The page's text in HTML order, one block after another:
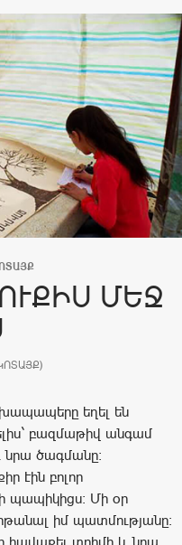
ՄԵՋ
եղել են
բազմաթիվ անգամ
նրա ծագմանը:
էին բոլոր
պապիկիցս: Մի օր
իմ պատմությանը: